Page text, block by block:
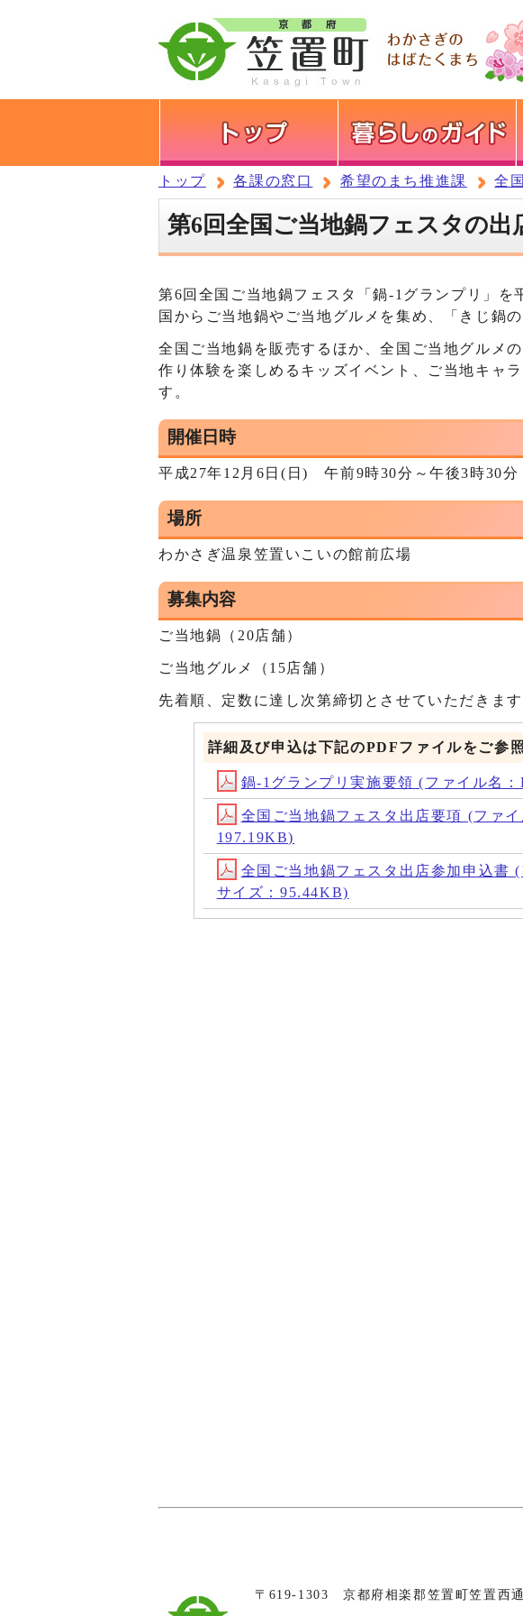
トップ 各課の窓口 希望のまち推進課 全
第6回全国ご当地鍋フェスタの出
第6回全国ご当地鍋フェスタ「鍋-1グランプリ」
国からご当地鍋やご当地グルメを集め、「きじ鍋
全国ご当地鍋を販売するほか、全国ご当地グルメ
作り体験を楽しめるキッズイベント、ご当地キャ
す。
開催日時
平成27年12月6日(日) 午前9時30分～午後3時30分
場所
わかさぎ温泉笠置いこいの館前広場
募集内容
ご当地鍋（20店舗）
ご当地グルメ（15店舗）
先着順、定数に達し次第締切とさせていただきます
詳細及び申込は下記のPDFファイルをご参
鍋-1グランプリ実施要領 (ファイル名
全国ご当地鍋フェスタ出店要項 (ファ
197.19KB)
全国ご当地鍋フェスタ出店参加申込書
サイズ：95.44KB)
〒619-1303 京都府相楽郡笠置町笠置西